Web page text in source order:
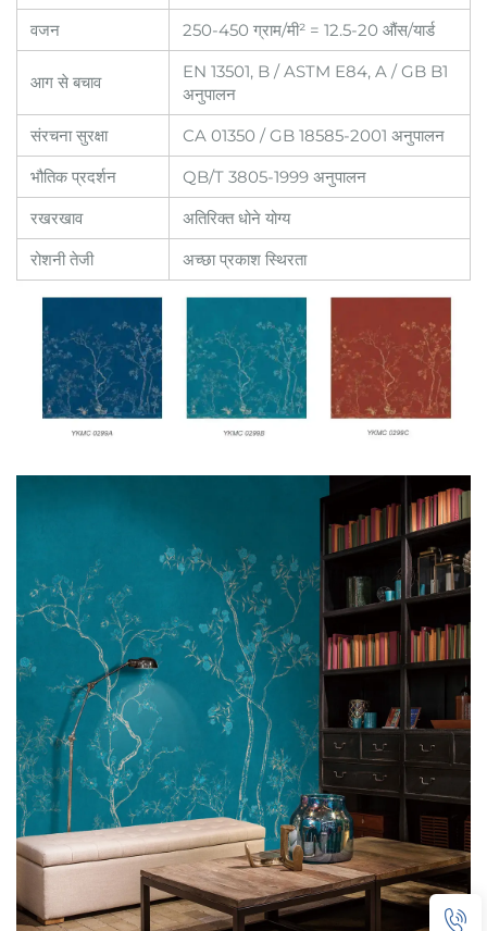
वजन
250-450 ग्राम/मी² = 12.5-20 औंस/यार्ड
आग से बचाव
EN 13501, B / ASTM E84, A / GB B1
अनुपालन
संरचना सुरक्षा
CA 01350 / GB 18585-2001 अनुपालन
भौतिक प्रदर्शन
QB/T 3805-1999 अनुपालन
रखरखाव
अतिरिक्त धोने योग्य
रोशनी तेजी
अच्छा प्रकाश स्थिरता